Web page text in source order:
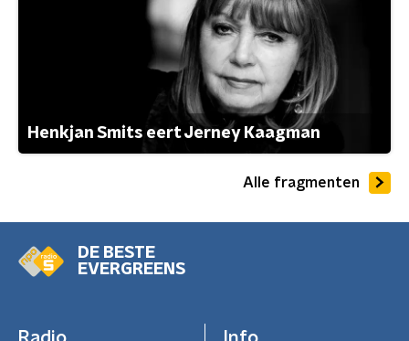
Henkjan Smits eert Jerney Kaagman
Alle fragmenten
DE BESTE
EVERGREENS